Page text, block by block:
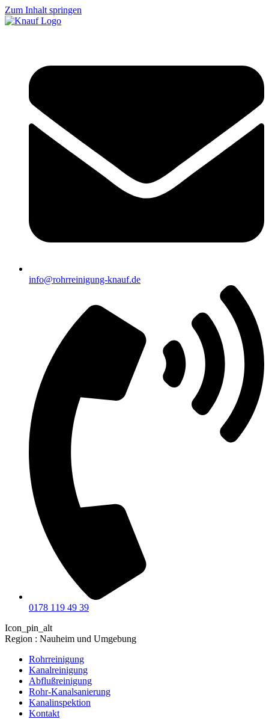
Zum Inhalt springen
info@rohrreinigung-knauf.de
0178 119 49 39
Icon_pin_alt
Region : Nauheim und Umgebung
Rohrreinigung
Kanalreinigung
Abflußreinigung
Rohr-Kanalsanierung
Kanalinspektion
Kontakt